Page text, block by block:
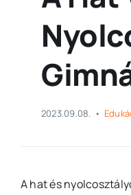
2023.09.08. •
A hat és